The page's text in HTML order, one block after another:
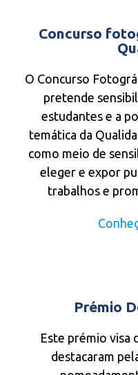
Concurso
O Concurso
pretende
estudantes e a
temática da
como meio de
eleger e expor
trabalhos e
Prémio
Este prémio visa
destacaram